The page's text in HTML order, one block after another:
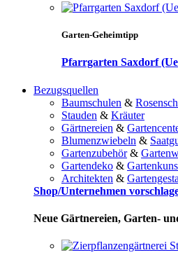
Garten-Geheimtipp
Pfarrgarten Saxdorf
Bezugsquellen
Baumschulen &
Stauden & Kräuter
Gärtnereien &
Blumenzwiebeln &
Gartenzubehör&
Gartendeko &
Architekten &
Shop/Unternehmen
Neue Gärtnereien, Garten-